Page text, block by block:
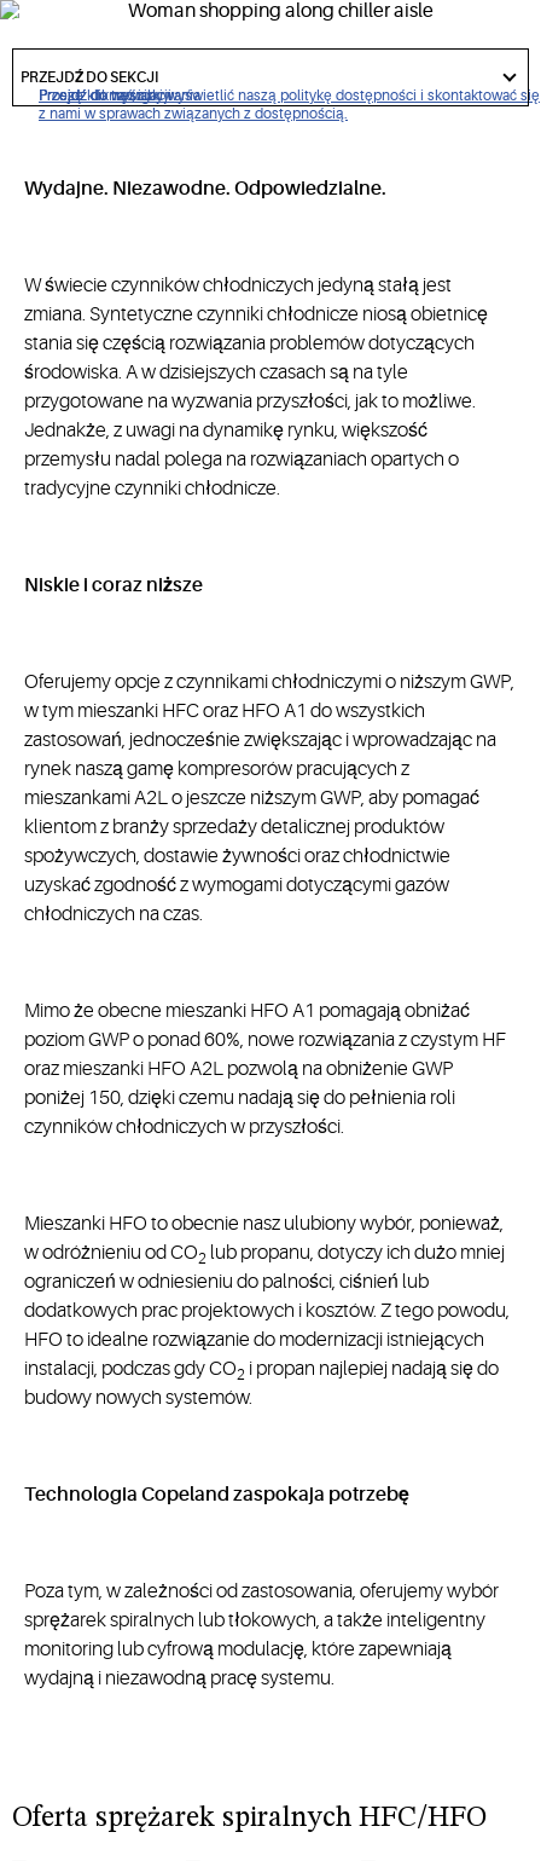
Proszę kliknąć, aby wyświetlić naszą politykę dostępności i skontaktować się
z nami w sprawach związanych z dostępnością.
Przejdź do nawigacji
Przejdź do treści
Przejdź do wyszukiwania
Firma Copeland jest zaangażowana w stałe zaspokajanie
popytu na produkty spełniające rynkowe wymogi
środowiskowe.
to
section
PRZEJDŹ DO SEKCJI
Wydajne. Niezawodne. Odpowiedzialne.
W świecie czynników chłodniczych jedyną stałą jest
zmiana. Syntetyczne czynniki chłodnicze niosą obietnicę
stania się częścią rozwiązania problemów dotyczących
środowiska. A w dzisiejszych czasach są na tyle
przygotowane na wyzwania przyszłości, jak to możliwe.
Jednakże, z uwagi na dynamikę rynku, większość
przemysłu nadal polega na rozwiązaniach opartych o
tradycyjne czynniki chłodnicze.
Niskie i coraz niższe
Oferujemy opcje z czynnikami chłodniczymi o niższym GWP,
w tym mieszanki HFC oraz HFO A1 do wszystkich
zastosowań, jednocześnie zwiększając i wprowadzając na
rynek naszą gamę kompresorów pracujących z
mieszankami A2L o jeszcze niższym GWP, aby pomagać
klientom z branży sprzedaży detalicznej produktów
spożywczych, dostawie żywności oraz chłodnictwie
uzyskać zgodność z wymogami dotyczącymi gazów
chłodniczych na czas.
Mimo że obecne mieszanki HFO A1 pomagają obniżać
poziom GWP o ponad 60%, nowe rozwiązania z czystym HF
oraz mieszanki HFO A2L pozwolą na obniżenie GWP
poniżej 150, dzięki czemu nadają się do pełnienia roli
czynników chłodniczych w przyszłości.
Mieszanki HFO to obecnie nasz ulubiony wybór, ponieważ,
w odróżnieniu od CO2 lub propanu, dotyczy ich dużo mniej
ograniczeń w odniesieniu do palności, ciśnień lub
dodatkowych prac projektowych i kosztów. Z tego powodu,
HFO to idealne rozwiązanie do modernizacji istniejących
instalacji, podczas gdy CO2 i propan najlepiej nadają się do
budowy nowych systemów.
Technologia Copeland zaspokaja potrzebę
Poza tym, w zależności od zastosowania, oferujemy wybór
sprężarek spiralnych lub tłokowych, a także inteligentny
monitoring lub cyfrową modulację, które zapewniają
wydajną i niezawodną pracę systemu.
Oferta sprężarek spiralnych HFC/HFO